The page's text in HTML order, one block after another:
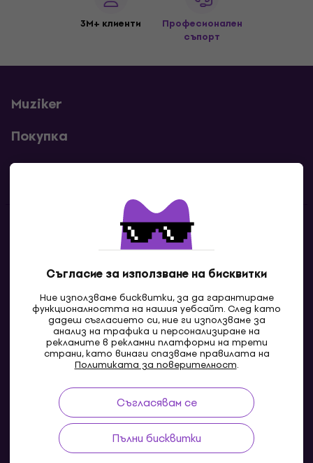
Съгласие за използване на бисквитки
Ние използваме бисквитки, за да гарантираме
функционалността на нашия уебсайт. След като
дадеш съгласието си, ние ги използваме за
анализ на трафика и персонализиране на
рекламите в рекламни платформи на трети
страни, като винаги спазваме правилата на
Политиката за поверителност.
Съгласявам се
Пълни бисквитки
3M+ клиенти
Професионален
съпорт
Muziker
Покупка
Полезни линкове
Контакти
MK